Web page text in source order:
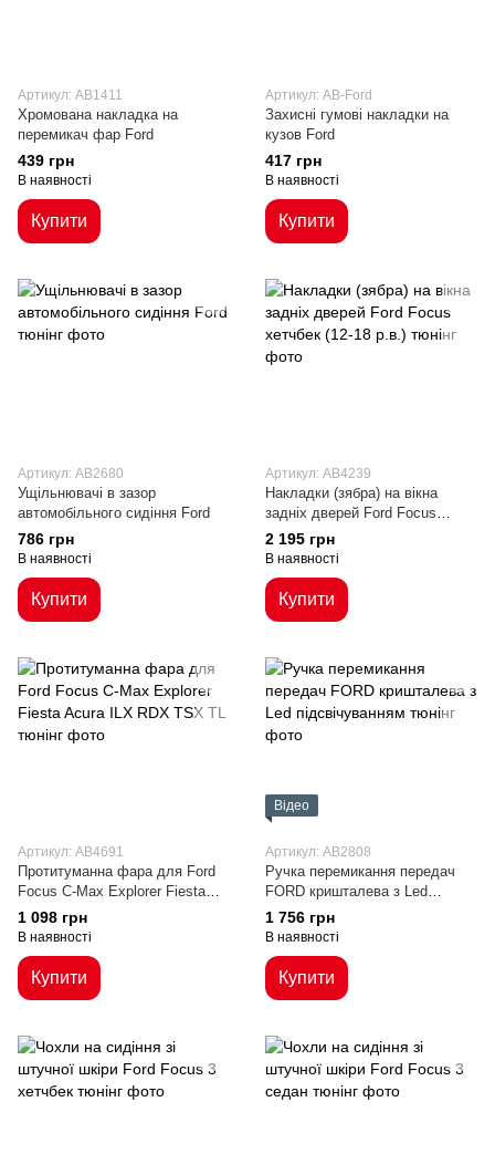
Артикул: AB1411
Хромована накладка на
перемикач фар Ford
439 грн
В наявності
Купити
Артикул: AB-Ford
Захисні гумові накладки на
кузов Ford
417 грн
В наявності
Купити
Артикул: AB2680
Ущільнювачі в зазор
автомобільного сидіння Ford
786 грн
В наявності
Купити
Артикул: AB4239
Накладки (зябра) на вікна
задніх дверей Ford Focus
хетчбек (12-18 р.в.)
2 195 грн
В наявності
Купити
Артикул: AB4691
Протитуманна фара для Ford
Focus C-Max Explorer Fiesta
Acura ILX RDX TSX TL
1 098 грн
В наявності
Купити
Відео
Артикул: AB2808
Ручка перемикання передач
FORD кришталева з Led
підсвічуванням
1 756 грн
В наявності
Купити